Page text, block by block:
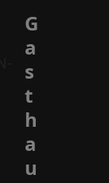
G
a
s
t
h
a
u